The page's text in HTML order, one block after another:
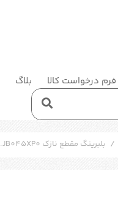
فرم درخواست کالا بلاگ
/ بلبرینگ مقطع نازک SKF KDN.JB045XP0